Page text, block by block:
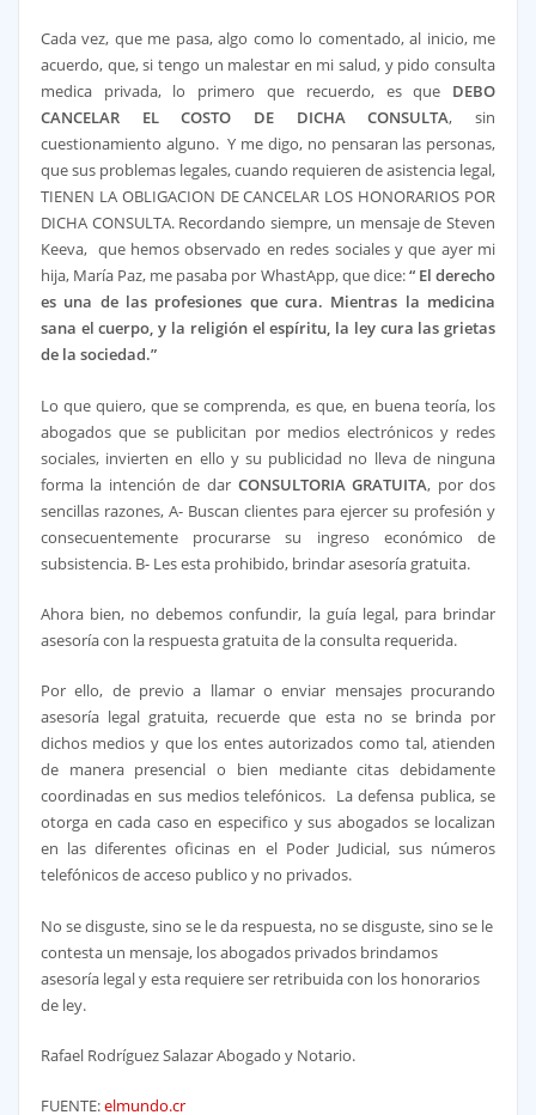
Cada vez, que me pasa, algo como lo comentado, al inicio, me
acuerdo, que, si tengo un malestar en mi salud, y pido consulta
medica privada, lo primero que recuerdo, es que DEBO
CANCELAR EL COSTO DE DICHA CONSULTA, sin
cuestionamiento alguno. Y me digo, no pensaran las personas,
que sus problemas legales, cuando requieren de asistencia legal,
TIENEN LA OBLIGACION DE CANCELAR LOS HONORARIOS POR
DICHA CONSULTA. Recordando siempre, un mensaje de Steven
Keeva, que hemos observado en redes sociales y que ayer mi
hija, María Paz, me pasaba por WhastApp, que dice:“ El derecho
es una de las profesiones que cura. Mientras la medicina
sana el cuerpo, y la religión el espíritu, la ley cura las grietas
de la sociedad.”
Lo que quiero, que se comprenda, es que, en buena teoría, los
abogados que se publicitan por medios electrónicos y redes
sociales, invierten en ello y su publicidad no lleva de ninguna
forma la intención de dar CONSULTORIA GRATUITA, por dos
sencillas razones, A- Buscan clientes para ejercer su profesión y
consecuentemente procurarse su ingreso económico de
subsistencia. B- Les esta prohibido, brindar asesoría gratuita.
Ahora bien, no debemos confundir, la guía legal, para brindar
asesoría con la respuesta gratuita de la consulta requerida.
Por ello, de previo a llamar o enviar mensajes procurando
asesoría legal gratuita, recuerde que esta no se brinda por
dichos medios y que los entes autorizados como tal, atienden
de manera presencial o bien mediante citas debidamente
coordinadas en sus medios telefónicos. La defensa publica, se
otorga en cada caso en especifico y sus abogados se localizan
en las diferentes oficinas en el Poder Judicial, sus números
telefónicos de acceso publico y no privados.
No se disguste, sino se le da respuesta, no se disguste, sino se le
contesta un mensaje, los abogados privados brindamos
asesoría legal y esta requiere ser retribuida con los honorarios
de ley.
Rafael Rodríguez Salazar Abogado y Notario.
FUENTE:elmundo.cr